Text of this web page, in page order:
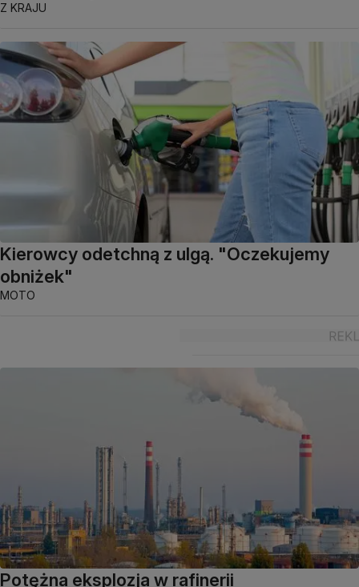
Z KRAJU
Kierowcy odetchną z ulgą. "Oczekujemy
obniżek"
MOTO
Potężna eksplozja w rafinerii